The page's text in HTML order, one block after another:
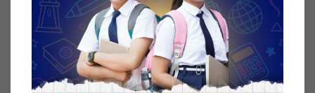
मोबाइलमा एसएमएसमार्फत् अथेन्टिकेसन गर्नुपर्नेमा अब
एकपटक गरेपछि जतिपटक पनि इन्टरनेटमा कनेक्ट हुन
सकिन्छ,’ अग्रवालले भने,‘यो सफ्टवेयरको प्रयोगले निःशुल्क
वाइफाई हटस्पटको इन्टरनेट गुणस्तर पनि अभिवृद्धि गर्छ ।’